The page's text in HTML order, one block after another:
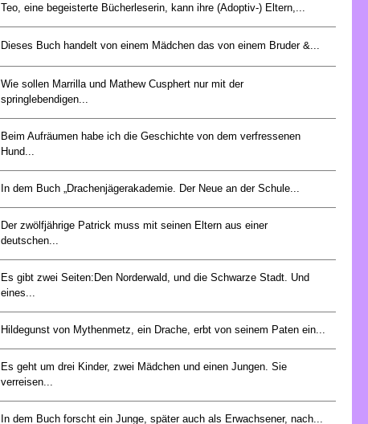
Teo, eine begeisterte Bücherleserin, kann ihre (Adoptiv-) Eltern,...
Dieses Buch handelt von einem Mädchen das von einem Bruder &...
Wie sollen Marrilla und Mathew Cusphert nur mit der
springlebendigen...
Beim Aufräumen habe ich die Geschichte von dem verfressenen
Hund...
In dem Buch „Drachenjägerakademie. Der Neue an der Schule...
Der zwölfjährige Patrick muss mit seinen Eltern aus einer
deutschen...
Es gibt zwei Seiten:Den Norderwald, und die Schwarze Stadt. Und
eines...
Hildegunst von Mythenmetz, ein Drache, erbt von seinem Paten ein...
Es geht um drei Kinder, zwei Mädchen und einen Jungen. Sie
verreisen...
In dem Buch forscht ein Junge, später auch als Erwachsener, nach...